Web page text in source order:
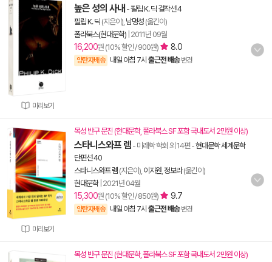
미리보기
높은 성의 사내 -필립 K. 딕 걸작선 4
필립 K. 딕 (지은이), 남명성 (옮긴이)
폴라북스(현대문학) 2011년 09월
16,200원 (10% 할인 / 900원) 8.0
양탄자배송 내일 아침 7시 출근전 배송 변경
미리보기
목성 반구 문진 (현대문학, 폴라북스 SF 포함 국내도서 2만원 이상)
스타니스와프 렘 - 미래학 학회 외 14편 -현대문학 세계문학
단편선 40
스타니스와프 렘 (지은이), 이지원 정보라(옮긴이)
현대문학| 2021년 04월
15,300원 (10% 할인 / 850원) 9.7
양탄자배송 내일 아침 7시 출근전 배송 변경
목성 반구 문진 (현대문학, 폴라북스 SF 포함 국내도서 2만원 이상)